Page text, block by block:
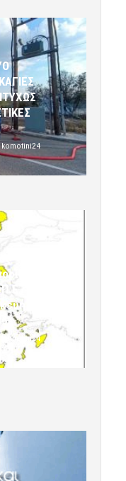
komotini24
7
komotini24